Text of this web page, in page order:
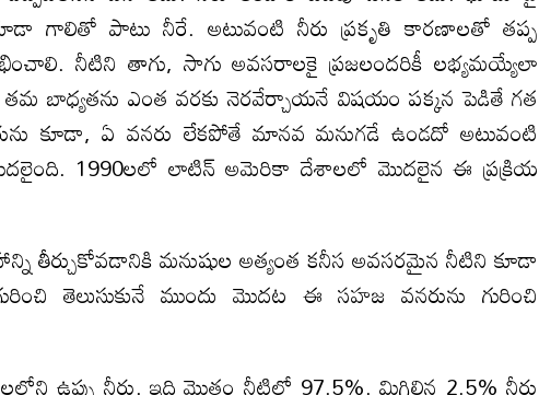
గాలితో పాటు నీరే. అటువంటి నీరు ప్రకృతి కారణాలతో తప్ప
నీటిని తాగు, సాగు అవసరాలకై ప్రజలందరికీ లభ్యమయ్యేలా
బాధ్యతను ఎంత వరకు నెరవేర్చాయనే విషయం పక్కన పెడితే గత
కూడా, ఏ వనరు లేకపోతే మానవ మనుగడే ఉండదో అటువంటి
మొదలైంది. 1990లలో లాటిన్ అమెరికా దేశాలలో మొదలైన ఈ ప్రక్రియ
తీర్చుకోవడానికి మనుషుల అత్యంత కనీస అవసరమైన నీటిని కూడా
తెలుసుకునే ముందు మొదట ఈ సహజ వనరును గురించి
ఉప్పు నీరు. ఇది మొత్తం నీటిలో 97.5%. మిగిలిన 2.5% నీరు